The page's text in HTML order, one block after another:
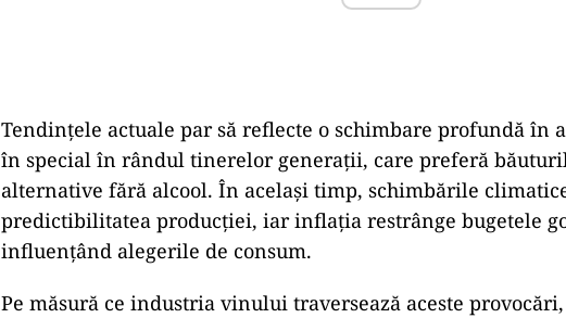
Tendințele actuale par să reflecte o schimbare profundă în
în special în rândul tinerelor generații, care preferă
alternative fără alcool. În același timp, schimbările
predictibilitatea producției, iar inflația restrânge bugetele
influențând alegerile de consum.
Pe măsură ce industria vinului traversează aceste